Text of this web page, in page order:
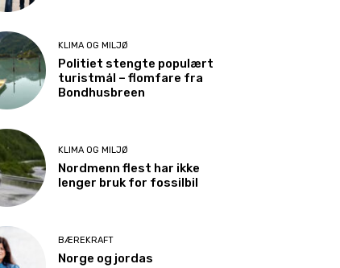
KLIMA OG MILJØ
Politiet stengte populært
turistmål – flomfare fra
Bondhusbreen
KLIMA OG MILJØ
Nordmenn flest har ikke
lenger bruk for fossilbil
BÆREKRAFT
Norge og jordas